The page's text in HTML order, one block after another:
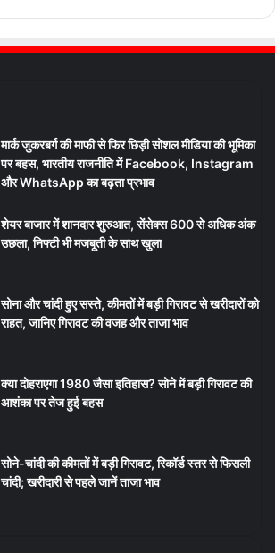
मार्क जुकरबर्ग की माफी से फिर छिड़ी सोशल मीडिया की भूमिका
पर बहस, भारतीय राजनीति में Facebook, Instagram
और WhatsApp का बढ़ता प्रभाव
शेयर बाजार में शानदार शुरुआत, सेंसेक्स 600 से अधिक अंक
उछला, निफ्टी भी मजबूती के साथ खुला
सोना और चांदी हुए सस्ते, कीमतों में बड़ी गिरावट से खरीदारों को
राहत, जानिए गिरावट की वजह और ताजा भाव
क्या दोहराएगा 1980 जैसा इतिहास? सोने में बड़ी गिरावट की
आशंका पर तेज हुई बहस
सोने-चांदी की कीमतों में बड़ी गिरावट, रिकॉर्ड स्तर से फिसली
चांदी; खरीदारी से पहले जानें ताजा भाव